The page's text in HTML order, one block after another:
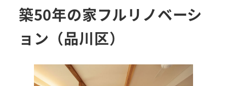
築50年の家フルリノベーシ
ョン（品川区）